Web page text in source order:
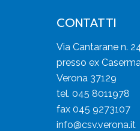
CONTATTI
Via Cantarane n.
presso ex
Verona 37129
tel. 045 8011978
fax 045 9273107
info@csv.verona.it